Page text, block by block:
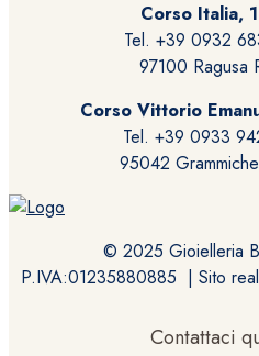
Corso Italia,
Tel. +39 0932
97100 Ragusa
Corso Vittorio
Tel. +39 0933
95042
© 2025 Gioielleria
P.IVA:01235880885 | Sito
Contattaci